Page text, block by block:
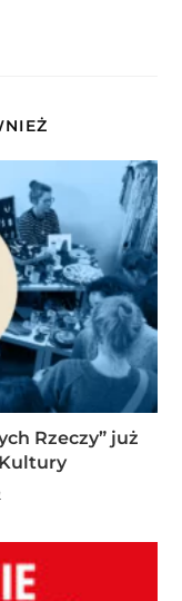
Rzeczy” już